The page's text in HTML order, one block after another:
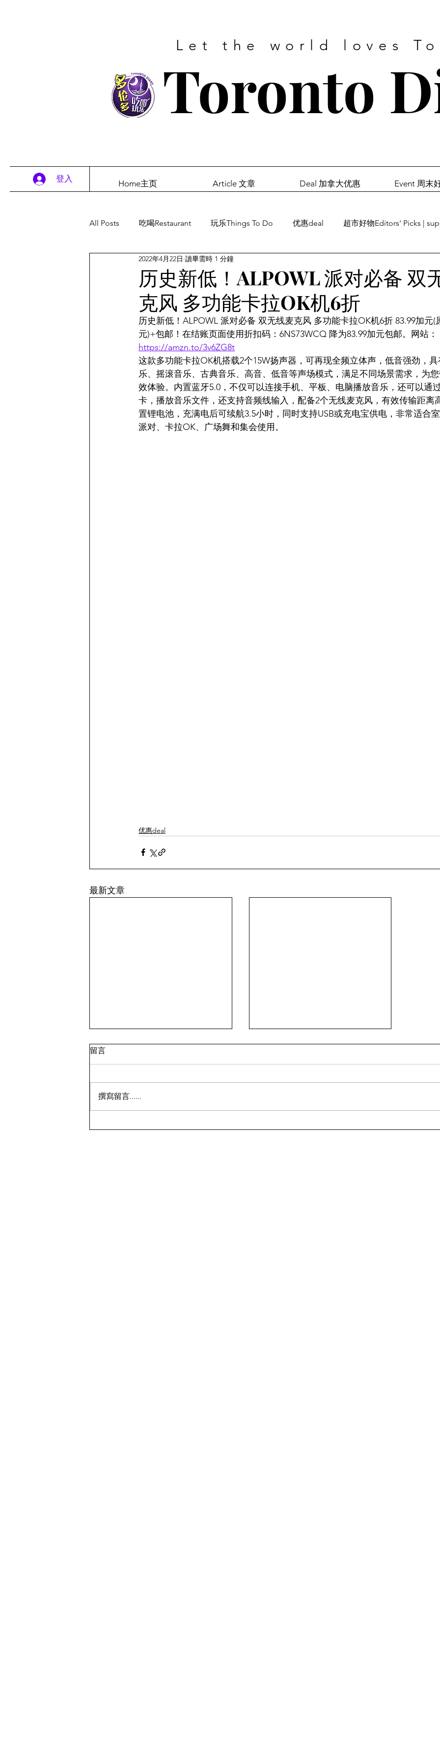
Let the world loves
Toronto
登入 Home主页 Article 文章 Deal 加拿大优惠 Event 周末
All Posts 吃喝Restaurant 玩乐Things To Do 优惠deal 超市好物Editors' Picks |
餐厅优惠Restaurant's Deals 潮流others
历史新低！ALPOWL 派对必备 双
克风 多功能卡拉OK机6折
2022年4月22日 讀畢需時 1 分鐘
历史新低！ALPOWL 派对必备 双无线麦克风 多功能卡拉OK机6折 83.99加元(
元)+包邮！在结账页面使用折扣码：6NS73WCQ 降为83.99加元包邮。网站：
https://amzn.to/3v6ZG8t
这款多功能卡拉OK机搭载2个15W扬声器，可再现全频立体声，低音强劲，
乐、摇滚音乐、古典音乐、高音、低音等声场模式，满足不同场景需求，为
效体验。内置蓝牙5.0，不仅可以连接手机、平板、电脑播放音乐，还可以通
卡，播放音乐文件，还支持音频线输入，配备2个无线麦克风，有效传输距离
置锂电池，充满电后可续航3.5小时，同时支持USB或充电宝供电，非常适合
派对、卡拉OK、广场舞和集会使用。
优惠deal
最新文章
留言
撰寫留言......